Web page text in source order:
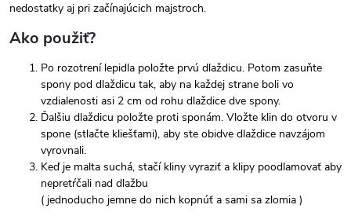
nedostatky aj pri začínajúcich majstroch.
Ako použiť?
Po rozotrení lepidla položte prvú dlaždicu. Potom zasuňte
spony pod dlaždicu tak, aby na každej strane boli vo
vzdialenosti asi 2 cm od rohu dlaždice dve spony.
Ďalšiu dlaždicu položte proti sponám. Vložte klin do otvoru v
spone (stlačte kliešťami), aby ste obidve dlaždice navzájom
vyrovnali.
Keď je malta suchá, stačí kliny vyraziť a klipy poodlamovať aby
nepretŕčali nad dlažbu
( jednoducho jemne do nich kopnúť a sami sa zlomia )